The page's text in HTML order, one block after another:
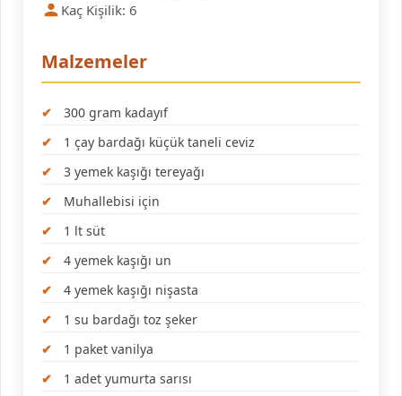
Kaç Kişilik: 6
Malzemeler
300 gram kadayıf
1 çay bardağı küçük taneli ceviz
3 yemek kaşığı tereyağı
Muhallebisi için
1 lt süt
4 yemek kaşığı un
4 yemek kaşığı nişasta
1 su bardağı toz şeker
1 paket vanilya
1 adet yumurta sarısı